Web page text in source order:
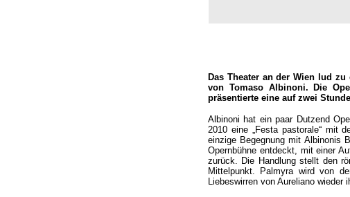
Das Theater an der Wien lud
von Tomaso Albinoni. Die
präsentierte eine auf zwei
Albinoni hat ein paar Dutzend
2010 eine „Festa pastorale“ mit
einzige Begegnung mit Albinonis
Opernbühne entdeckt, mit einer
zurück. Die Handlung stellt den
Mittelpunkt. Palmyra wird von
Liebeswirren von Aureliano wieder